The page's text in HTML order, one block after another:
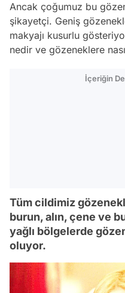
Ancak çoğumuz bu
şikayetçi. Geniş
makyajı kusurlu
nedir ve gözeneklere
İçeriğin
Tüm cildimiz
burun, alın, çene ve
yağlı bölgelerde
oluyor.